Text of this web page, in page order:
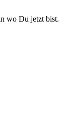
wo Du jetzt bist.